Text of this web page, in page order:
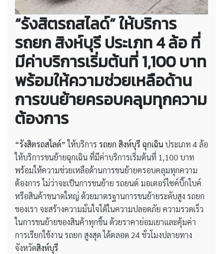
“รังสิตรถสไลด์” ให้บริการ
รถยก สิงห์บุรี ประเภท 4 ล้อ ที่
มีค่าบริการเริ่มต้นที่ 1,100 บาท
พร้อมให้ความช่วยเหลือด้าน
การขนย้ายครอบคลุมทุกความ
ต้องการ
“รังสิตรถสไลด์” ให้บริการ รถยก สิงห์บุรี ฉุกเฉินประเภท 4 ล้อ
ให้บริการขนย้ายฉุกเฉิน ที่มีค่าบริการเริ่มต้นที่ 1,100 บาท
พร้อมให้ความช่วยเหลือด้านการขนย้ายครอบคลุมทุกความ
ต้องการ ไม่ว่าจะเป็นการขนย้าย รถยนต์ มอเตอร์ไซค์บิ๊กไบค์
หรือสินค้าขนาดใหญ่ ด้วยมาตรฐานการขนย้ายระดับสูง รถยก
ของเรา จะสร้างความมั่นใจได้ในความปลอดภัย ความรวดเร็ว
ในการขนย้ายของสินค้าทุกชิ้น ด้วยราคาย่อมเยาและคุ้มค่า
การเรียกใช้งาน รถยก สูงสุด ได้ตลอด 24 ชั่วโมงปลายทาง
จังหวัดสิงห์บุรี